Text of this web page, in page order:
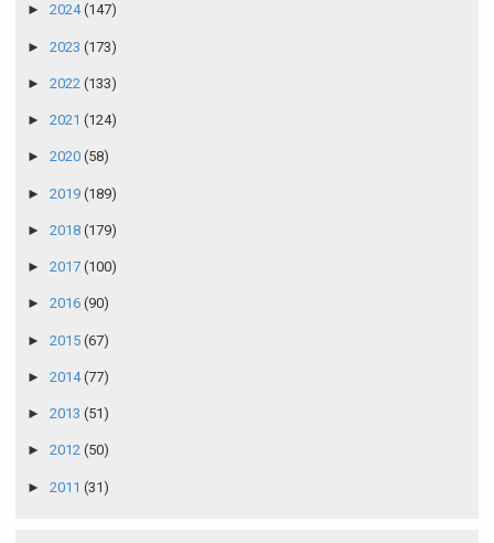
► 2024(147)
► 2023 (173)
► 2022 (133)
► 2021 (124)
► 2020 (58)
► 2019 (189)
► 2018 (179)
► 2017 (100)
► 2016 (90)
► 2015 (67)
► 2014(77)
► 2013 (51)
► 2012 (50)
► 2011 (31)